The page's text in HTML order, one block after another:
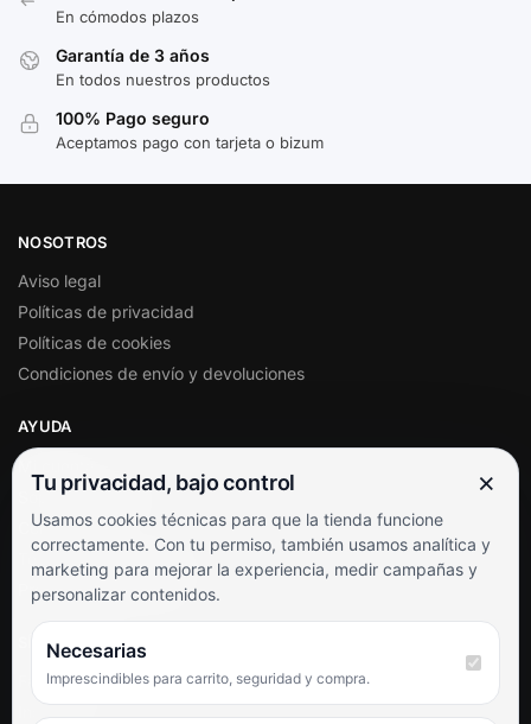
En cómodos plazos
Garantía de 3 años
En todos nuestros productos
100% Pago seguro
Aceptamos pago con tarjeta o bizum
NOSOTROS
Aviso legal
Políticas de privacidad
Políticas de cookies
Condiciones de envío y devoluciones
AYUDA
Soporte al cliente
Contacto
Términos y condiciones
Preguntas frecuentes
SÍGUENOS
Facebook
Tu privacidad, bajo control ×
Usamos cookies técnicas para que la tienda funcione
correctamente. Con tu permiso, también usamos analítica y
marketing para mejorar la experiencia, medir campañas y
personalizar contenidos.
Necesarias
Imprescindibles para carrito, seguridad y compra.